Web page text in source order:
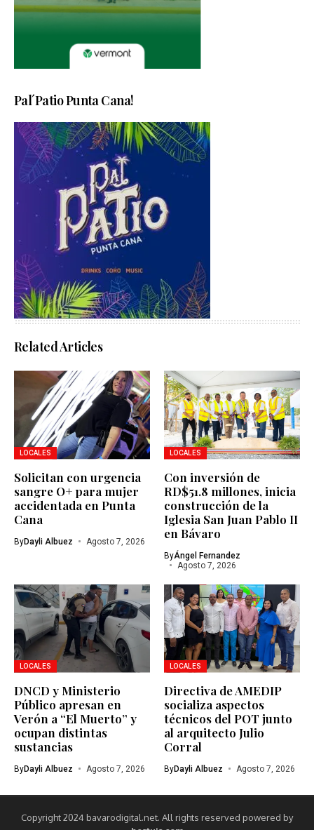
Pal´Patio Punta Cana!
Related Articles
LOCALES
Solicitan con urgencia
sangre O+ para mujer
accidentada en Punta
Cana
ByDayli Albuez Agosto 7, 2026
LOCALES
Con inversión de
RD$51.8 millones, inicia
construcción de la
Iglesia San Juan Pablo II
en Bávaro
ByÁngel Fernandez
Agosto 7, 2026
LOCALES
DNCD y Ministerio
Público apresan en
Verón a “El Muerto” y
ocupan distintas
sustancias
ByDayli Albuez Agosto 7, 2026
LOCALES
Directiva de AMEDIP
socializa aspectos
técnicos del POT junto
al arquitecto Julio
Corral
ByDayli Albuez Agosto 7, 2026
Copyright 2024 bavarodigital.net. All rights reserved powered by